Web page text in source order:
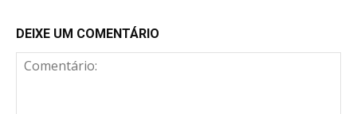
DEIXE UM COMENTÁRIO